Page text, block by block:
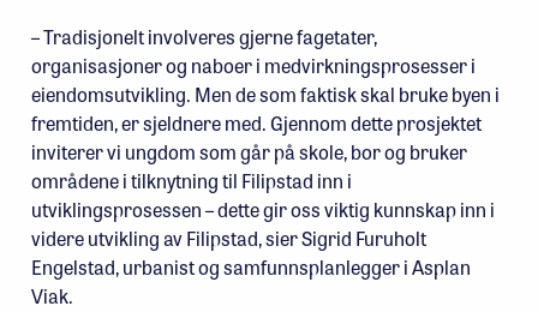
– Tradisjonelt involveres gjerne fagetater,
organisasjoner og naboer i medvirkningsprosesser i
eiendomsutvikling. Men de som faktisk skal bruke byen i
fremtiden, er sjeldnere med. Gjennom dette prosjektet
inviterer vi ungdom som går på skole, bor og bruker
områdene i tilknytning til Filipstad inn i
utviklingsprosessen – dette gir oss viktig kunnskap inn i
videre utvikling av Filipstad, sier Sigrid Furuholt
Engelstad, urbanist og samfunnsplanlegger i Asplan
Viak.